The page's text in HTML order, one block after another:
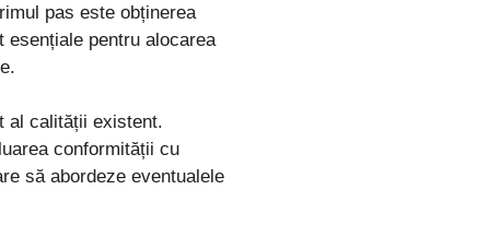
pas este obținerea
esențiale pentru alocarea
al calității existent.
conformității cu
să abordeze eventualele